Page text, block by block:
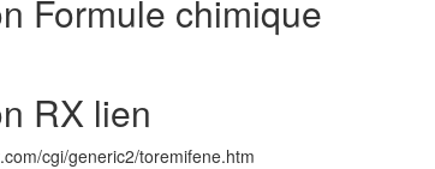
Formule chimique
RX lien
cgi/generic2/toremifene.htm